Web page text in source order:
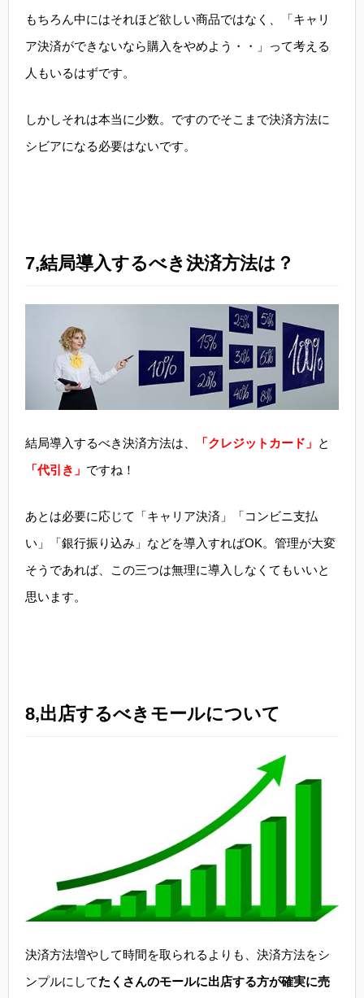
もちろん中にはそれほど欲しい商品ではなく、「キャリ
ア決済ができないなら購入をやめよう・・」って考える
人もいるはずです。
しかしそれは本当に少数。ですのでそこまで決済方法に
シビアになる必要はないです。
7,結局導入するべき決済方法は？
結局導入するべき決済方法は、 「クレジットカード」 と
「代引き」 ですね！
あとは必要に応じて「キャリア決済」「コンビニ支払
い」「銀行振り込み」などを導入すればOK。管理が大変
そうであれば、この三つは無理に導入しなくてもいいと
思います。
8,出店するべきモールについて
決済方法増やして時間を取られるよりも、決済方法をシ
ンプルにしてたくさんのモールに出店する方が確実に売